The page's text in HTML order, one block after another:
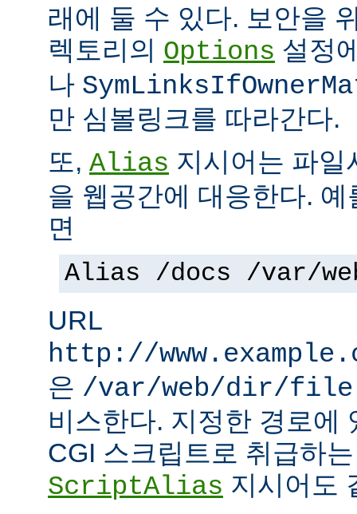
래에 둘 수 있다. 보안을
렉토리의 Options 설정
나
만 심볼링크를 따라간다.
또, Alias 지시어는 파일
을 웹공간에 대응한다.
면
Alias /docs /var/
URL
http://
은 /var/web/dir/
비스한다. 지정한 경로에
CGI 스크립트로 취급하
ScriptAlias 지시어도